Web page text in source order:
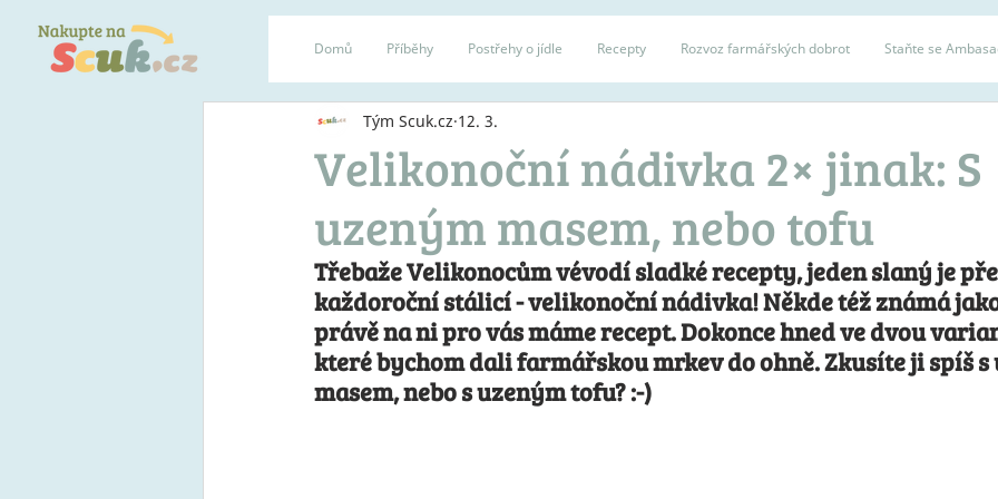
Domů Příběhy Postřehy o jídle Recepty Rozvoz farmářských dobrot Staňte se
Velikonoční nádivka 2× jinak: S
uzeným masem, nebo tofu
Tým Scuk.cz 12. 3.
Třebaže Velikonocům vévodí sladké recepty, jeden slaný je
každoroční stálicí - velikonoční nádivka! Někde též známá
právě na ni pro vás máme recept. Dokonce hned ve dvou
které bychom dali farmářskou mrkev do ohně. Zkusíte ji spíš
masem, nebo s uzeným tofu? :-)